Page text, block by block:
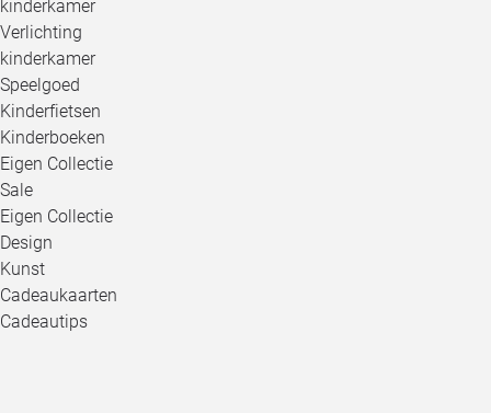
kinderkamer
Verlichting
kinderkamer
Speelgoed
Kinderfietsen
Kinderboeken
Eigen Collectie
Sale
Eigen Collectie
Design
Kunst
Cadeaukaarten
Cadeautips